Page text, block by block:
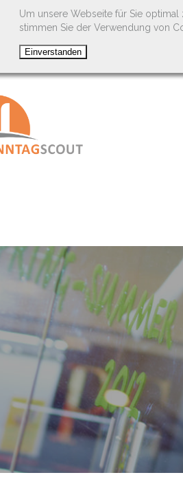
Um unsere Webseite für Sie
stimmen Sie der Verwendung von